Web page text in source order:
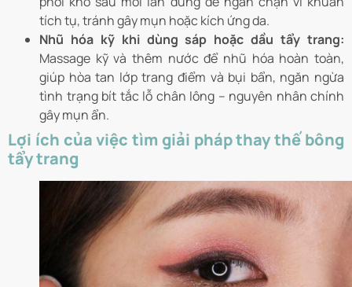
tích tụ, tránh gây mụn hoặc kích ứng da.
Nhũ hóa kỹ khi dùng sáp hoặc dầu tẩy trang:
Massage kỹ và thêm nước để nhũ hóa hoàn toàn,
giúp hòa tan lớp trang điểm và bụi bẩn, ngăn ngừa
tình trạng bít tắc lỗ chân lông – nguyên nhân chính
gây mụn ẩn.
Lợi ích của việc tìm giải pháp thay thế bông
tẩy trang